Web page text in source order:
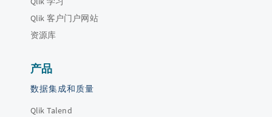
Qlik 客户门户网站
资源库
产品
数据集成和质量
Qlik Talend